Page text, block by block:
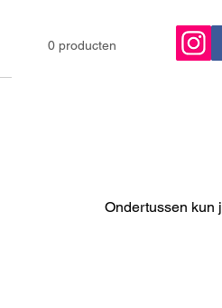
0 producten
Ondertussen kun